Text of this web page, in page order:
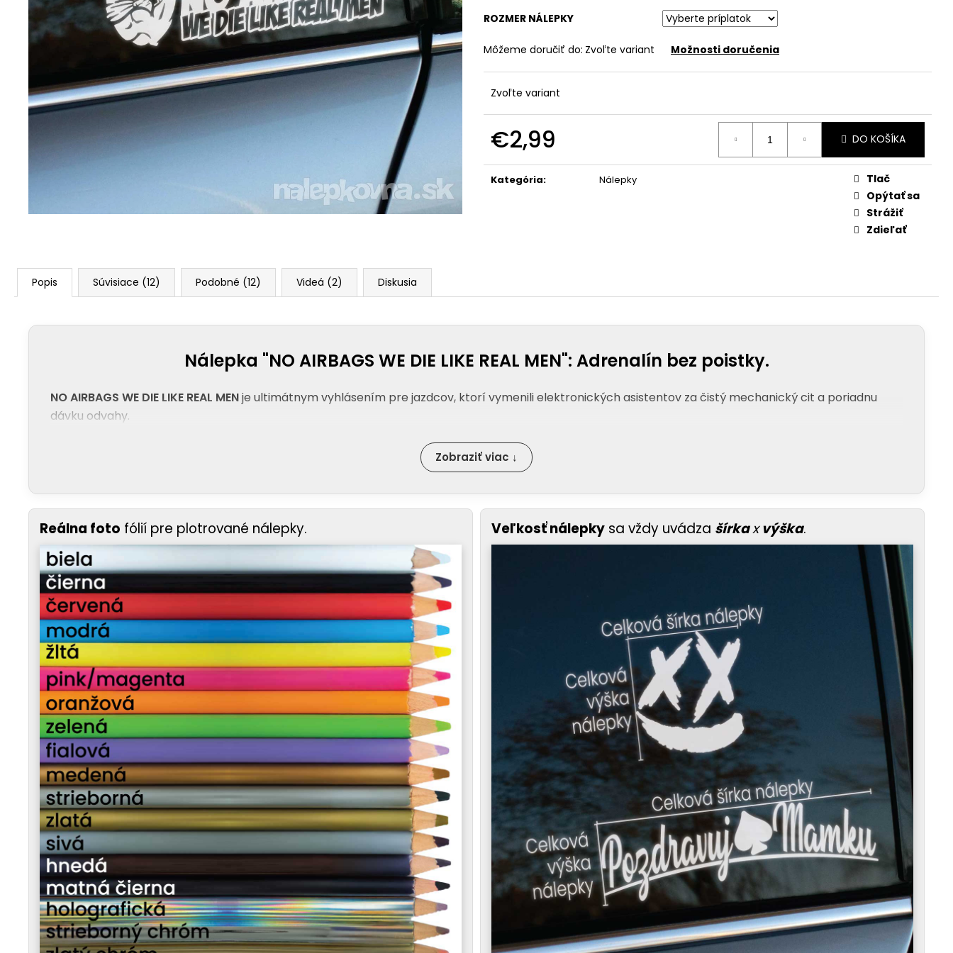
ROZMER NÁLEPKY
Môžeme doručiť do: Zvoľte variant Možnosti doručenia
Zvoľte variant
€2,99
cena:
DO KOŠÍKA
Kategória: Nálepky
Tlač
Opýtať sa
Strážiť
Zdieľať
Popis Súvisiace (12) Podobné (12) Videá (2) Diskusia
Nálepka "NO AIRBAGS WE DIE LIKE REAL MEN": Adrenalín bez poistky.
NO AIRBAGS WE DIE LIKE REAL MENje ultimátnym vyhlásením pre jazdcov, ktorí vymenili elektronických asistentov za čistý mechanický cit a poriadnu
dávku odvahy.
Zobraziť viac ↓
Reálna foto fólií pre plotrované nálepky. Veľkosť nálepky sa vždy uvádza šírkaxvýška.